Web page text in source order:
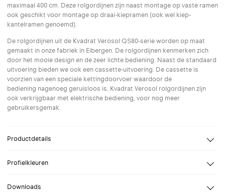
maximaal 400 cm. Deze rolgordijnen zijn naast montage op vaste ramen
ook geschikt voor montage op draai-kiepramen (ook wel kiep-
kantelramen genoemd).
De rolgordijnen uit de Kvadrat Verosol QS80-serie worden op maat
gemaakt in onze fabriek in Eibergen. De rolgordijnen kenmerken zich
door het mooie design en de zeer lichte bediening. Naast de standaard
uitvoering bieden we ook een cassette-uitvoering. De cassette is
voorzien van een speciale kettingdoorvoer waardoor de
bediening nagenoeg geruisloos is. Kvadrat Verosol rolgordijnen zijn
ook verkrijgbaar met elektrische bediening, voor nog meer
gebruikersgemak.
Productdetails
Bevestiging
Profielkleuren
aanvraag.
Downloads